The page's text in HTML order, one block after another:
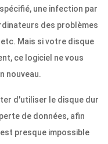
une infection par
des problèmes
Mais si votre disque
ce logiciel ne vous
nouveau.
d'utiliser le disque dur
de données, afin
presque impossible